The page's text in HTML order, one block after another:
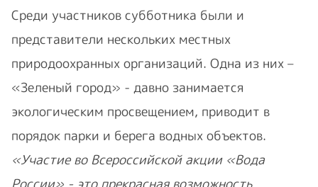
Среди участников субботника были и
представители нескольких местных
природоохранных организаций. Одна из них –
«Зеленый город» - давно занимается
экологическим просвещением, приводит в
порядок парки и берега водных объектов.
«Участие во Всероссийской акции «Вода